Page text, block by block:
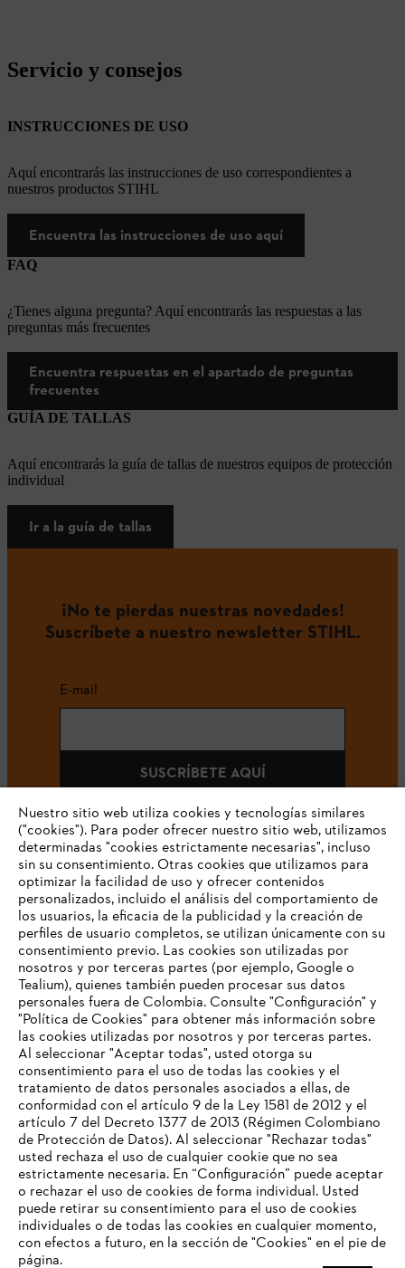
Servicio y consejos
INSTRUCCIONES DE USO
Aquí encontrarás las instrucciones de uso correspondientes a
nuestros productos STIHL
Encuentra las instrucciones de uso aquí
FAQ
¿Tienes alguna pregunta? Aquí encontrarás las respuestas a las
preguntas más frecuentes
Encuentra respuestas en el apartado de preguntas
frecuentes
GUÍA DE TALLAS
Aquí encontrarás la guía de tallas de nuestros equipos de protección
individual
Ir a la guía de tallas
¡No te pierdas nuestras novedades!
Suscríbete a nuestro newsletter STIHL.
E-mail
SUSCRÍBETE AQUÍ
#STIHLCOLOMBIA
Nuestra empresa
Preguntas frecuentes
Contacto
TU NAVEGADOR NO ES
COMPATIBLE
El navegador que estás utilizando no es compatible con
nuestra página web. Para que puedas disfrutar de nuestro
contenido, utiliza uno de los siguientes navegadores:
Nuestro sitio web utiliza cookies y tecnologías similares
("cookies"). Para poder ofrecer nuestro sitio web, utilizamos
determinadas "cookies estrictamente necesarias", incluso
sin su consentimiento. Otras cookies que utilizamos para
optimizar la facilidad de uso y ofrecer contenidos
personalizados, incluido el análisis del comportamiento de
los usuarios, la eficacia de la publicidad y la creación de
perfiles de usuario completos, se utilizan únicamente con su
consentimiento previo. Las cookies son utilizadas por
nosotros y por terceras partes (por ejemplo, Google o
Tealium), quienes también pueden procesar sus datos
personales fuera de Colombia. Consulte "Configuración" y
"Política de Cookies" para obtener más información sobre
las cookies utilizadas por nosotros y por terceras partes.
Al seleccionar "Aceptar todas", usted otorga su
consentimiento para el uso de todas las cookies y el
tratamiento de datos personales asociados a ellas, de
conformidad con el artículo 9 de la Ley 1581 de 2012 y el
artículo 7 del Decreto 1377 de 2013 (Régimen Colombiano
de Protección de Datos). Al seleccionar "Rechazar todas"
usted rechaza el uso de cualquier cookie que no sea
estrictamente necesaria. En “Configuración” puede aceptar
o rechazar el uso de cookies de forma individual. Usted
puede retirar su consentimiento para el uso de cookies
individuales o de todas las cookies en cualquier momento,
con efectos a futuro, en la sección de "Cookies" en el pie de
página.